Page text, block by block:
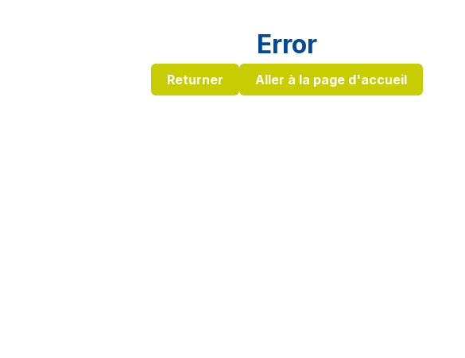
Error
Returner Aller à la page d'accueil